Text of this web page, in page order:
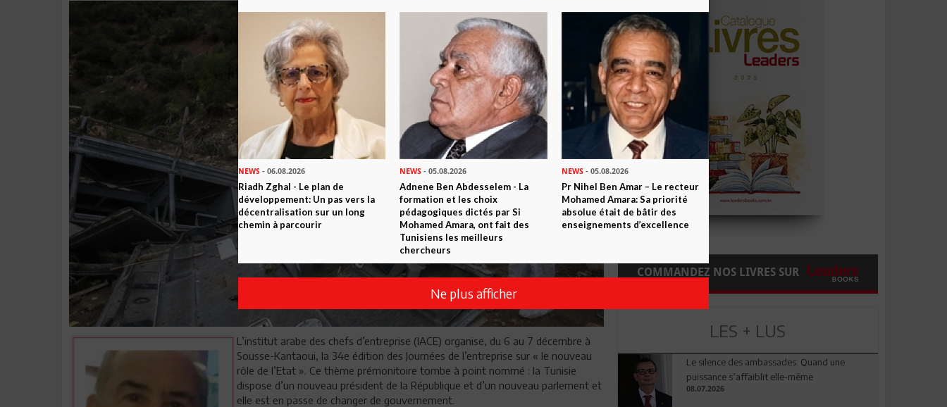
L’institut arabe des chefs d’entreprise (IACE) organise, du 6 au 7 décembre à
Sousse-Kantaoui, la 34e édition des Journées de l’entreprise sur « le nouveau
rôle de l’Etat ». Ce thème prémonitoire tombe à point nommé : la Tunisie
dispose d’un nouveau président de la République et d’un nouveau parlement et
elle est en passe de changer de gouvernement.
COMMANDEZ NOS LIVRES SUR
LES + LUS
Le silence des ambassades: Quand une
puissance s’affaiblit elle-même
08.07.2026
NEWS - 06.08.2026
Riadh Zghal - Le plan de
développement: Un pas vers la
décentralisation sur un long
chemin à parcourir
NEWS - 05.08.2026
Adnene Ben Abdesselem - La
formation et les choix
pédagogiques dictés par Si
Mohamed Amara, ont fait des
Tunisiens les meilleurs
chercheurs
NEWS- 05.08.2026
Pr Nihel Ben Amar – Le recteur
Mohamed Amara: Sa priorité
absolue était de bâtir des
enseignements d’excellence
Ne plus afficher